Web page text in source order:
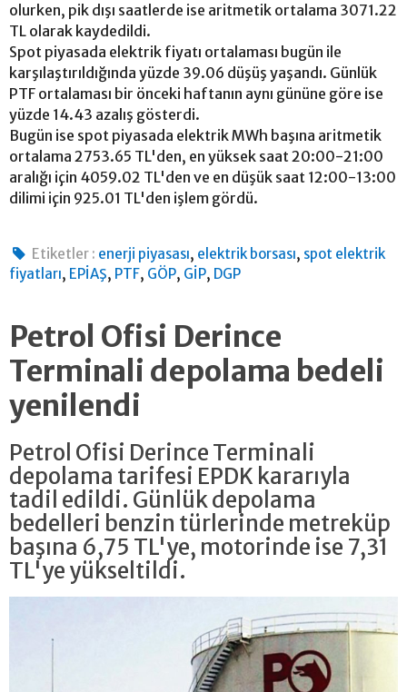
olurken, pik dışı saatlerde ise aritmetik ortalama 3071.22
TL olarak kaydedildi.
Spot piyasada elektrik fiyatı ortalaması bugün ile
karşılaştırıldığında yüzde 39.06 düşüş yaşandı. Günlük
PTF ortalaması bir önceki haftanın aynı gününe göre ise
yüzde 14.43 azalış gösterdi.
Bugün ise spot piyasada elektrik MWh başına aritmetik
ortalama 2753.65 TL'den, en yüksek saat 20:00-21:00
aralığı için 4059.02 TL'den ve en düşük saat 12:00-13:00
dilimi için 925.01 TL'den işlem gördü.
Etiketler : enerji piyasası, elektrik borsası, spot elektrik
fiyatları, EPİAŞ, PTF, GÖP, GİP, DGP
Petrol Ofisi Derince
Terminali depolama bedeli
yenilendi
Petrol Ofisi Derince Terminali
depolama tarifesi EPDK kararıyla
tadil edildi. Günlük depolama
bedelleri benzin türlerinde metreküp
başına 6,75 TL'ye, motorinde ise 7,31
TL'ye yükseltildi.